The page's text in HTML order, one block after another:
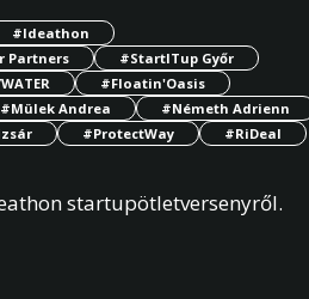
#Ideathon
Partners
#StartITup Győr
#Floatin'Oasis
#Mülek Andrea
#Németh Adrienn
#ProtectWay
#RiDeal
startupötletversenyről.